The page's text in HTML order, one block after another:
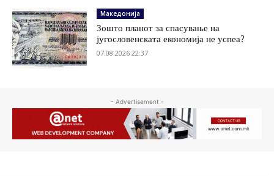
Македонија
Зошто планот за спасување на
југословенската економија не успеа?
07.08.2026 22:37
- Advertisement -